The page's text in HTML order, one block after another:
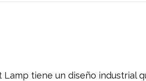
tiene un diseño industrial